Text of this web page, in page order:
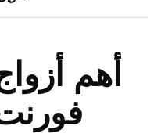
أهم